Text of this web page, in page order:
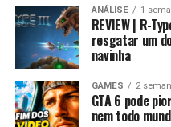
ANÁLISE 1
REVIEW | R-
resgatar um
navinha
GAMES 2
GTA 6 pode
nem todo